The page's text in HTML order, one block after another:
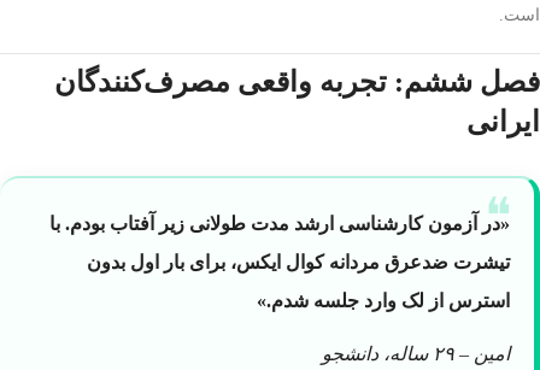
است.
فصل ششم: تجربه واقعی مصرف‌کنندگان
ایرانی
«در آزمون کارشناسی ارشد مدت طولانی زیر آفتاب بودم. با
تیشرت ضدعرق مردانه کوال ایکس، برای بار اول بدون
استرس از لک وارد جلسه شدم.»
امین – ۲۹ ساله، دانشجو